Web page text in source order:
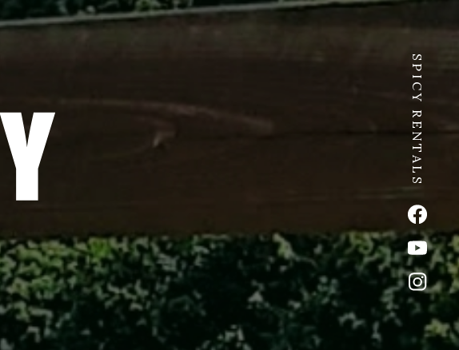
SPICY RENTALS
公式
公式
公式イ